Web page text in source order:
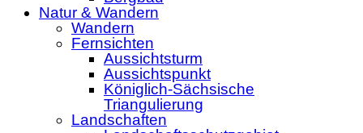
Natur & Wandern
Wandern
Fernsichten
Aussichtsturm
Aussichtspunkt
Königlich-Sächsische
Triangulierung
Landschaften